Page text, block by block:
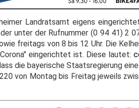
Landratsamt eigens
unter der Rufnummer (0 94 41) 2
freitags von 8 bis 12 Uhr. Die
eingerichtet ist. Diese lautet:
die bayerische Staatsregierung
von Montag bis Freitag jeweils